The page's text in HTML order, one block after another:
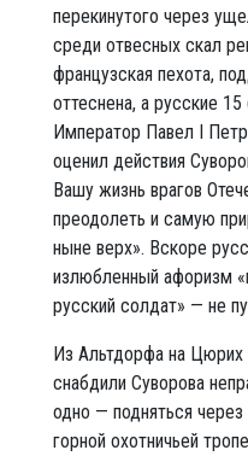
перекинутого через
среди отвесных скал
французская пехота,
оттеснена, а русские
Император Павел I
оценил действия
Вашу жизнь врагов
преодолеть и самую
ныне верх». Вскоре
излюбленный афоризм
русский солдат» — не
Из Альтдорфа на
снабдили Суворова
одно — подняться
горной охотничьей